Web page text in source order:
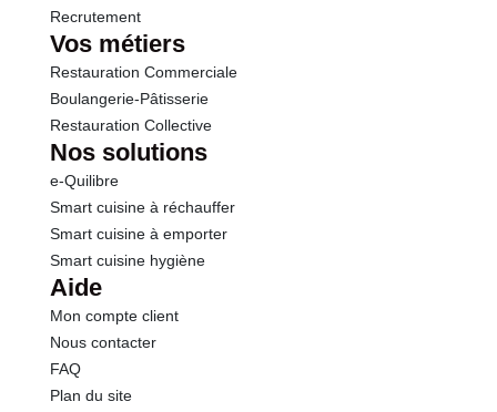
Recrutement
Vos métiers
Restauration Commerciale
Boulangerie-Pâtisserie
Restauration Collective
Nos solutions
e-Quilibre
Smart cuisine à réchauffer
Smart cuisine à emporter
Smart cuisine hygiène
Aide
Mon compte client
Nous contacter
FAQ
Plan du site